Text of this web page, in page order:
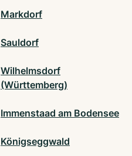
Markdorf
Sauldorf
Wilhelmsdorf
(Württemberg)
Immenstaad am Bodensee
Königseggwald